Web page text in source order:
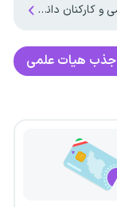
جذب هیات علمی